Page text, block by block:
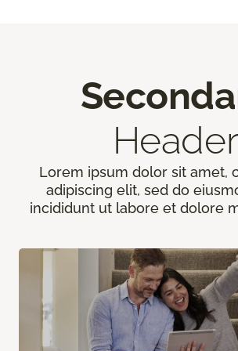
Header
Lorem ipsum dolor sit amet,
adipiscing elit, sed do
incididunt ut labore et dolore